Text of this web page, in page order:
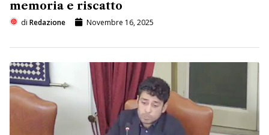
memoria e riscatto
di Redazione Novembre 16, 2025